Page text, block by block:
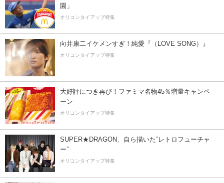
園」
オリコンタイアップ特集
向井康二イケメンすぎ！純愛『（LOVE SONG）』
オリコンタイアップ特集
大好評につき再び！ファミマ名物45％増量キャンペ
ーン
オリコンタイアップ特集
SUPER★DRAGON、自ら描いた”レトロフューチャ
ー”
オリコンタイアップ特集